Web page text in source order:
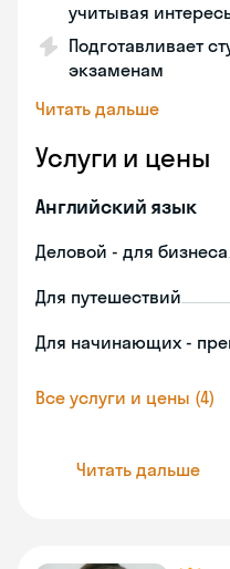
учитывая
Подготавливает
экзаменам
Читать дальше
Услуги и цены
Английский язык
Деловой - для бизнеса
Для путешествий
Для начинающих -
Все услуги и цены (4)
Читать дальше